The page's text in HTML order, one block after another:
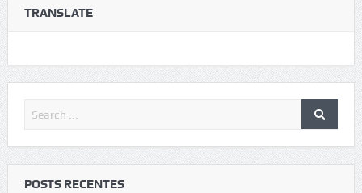
TRANSLATE
POSTS RECENTES